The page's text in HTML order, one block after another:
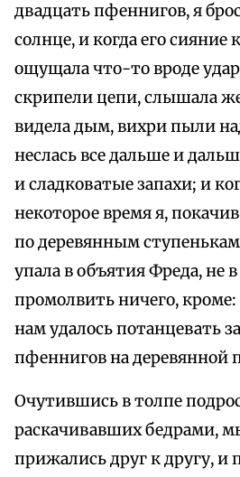
двадцать пфеннигов, я
солнце, и когда его сияние
ощущала что-то вроде
скрипели цепи, слышала
видела дым, вихри пыли
неслась все дальше и
и сладковатые запахи; и
некоторое время я,
по деревянным ступенькам
упала в объятия Фреда, не
промолвить ничего,
нам удалось потанцевать
пфеннигов на деревянной
Очутившись в толпе
раскачивавших бедрами,
прижались друг к другу, и